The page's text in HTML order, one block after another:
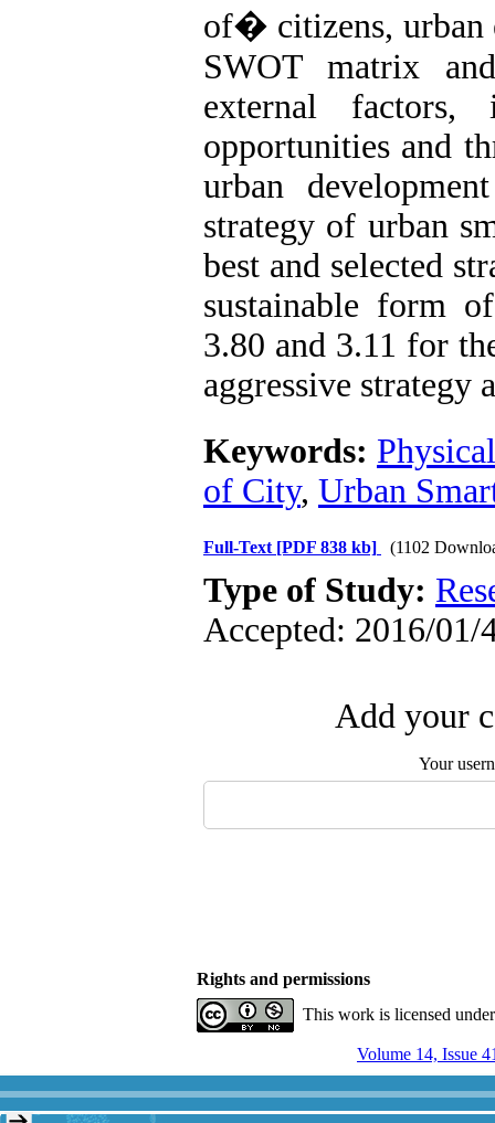
of� citizens, urban
SWOT matrix
external factors,
opportunities and
urban
strategy of urban
best and selected
sustainable form
3.80 and 3.11 for
aggressive strategy
Keywords:
of City, Urban
Full-Text [PDF 838 kb] (1102
Type of Study:
Accepted: 2016/01/
Add your
Your
Rights and permissions
This work is licensed
Volume 14, Issue